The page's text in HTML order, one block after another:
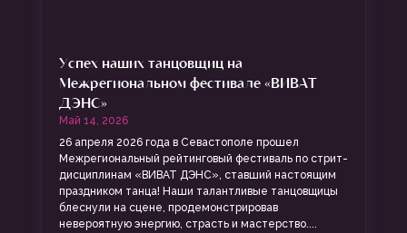
Успех наших танцовщиц на
Межрегиональном фестивале «ВИВАТ
ДЭНС»
Май 14, 2026
26 апреля 2026 года в Севастополе прошел
Межрегиональный рейтинговый фестиваль по стрит-
дисциплинам «ВИВАТ ДЭНС», ставший настоящим
праздником танца! Наши талантливые танцовщицы
блеснули на сцене, продемонстрировав
невероятную энергию, страсть и мастерство....